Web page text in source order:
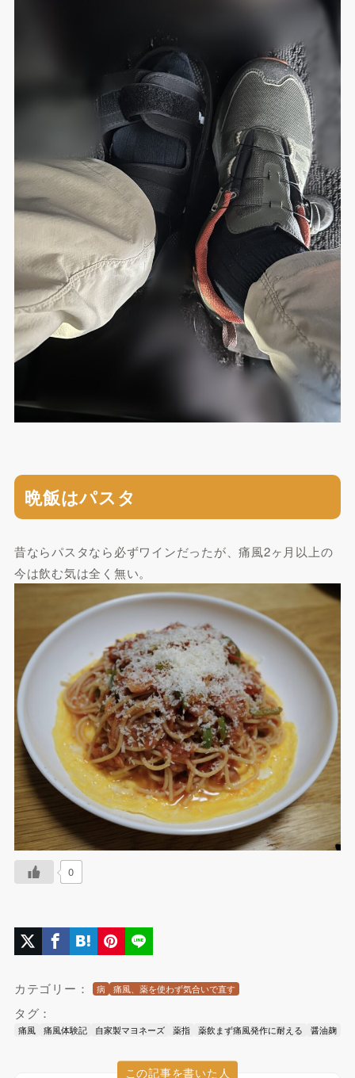
晩飯はパスタ
昔ならパスタなら必ずワインだったが、痛風2ヶ月以上の
今は飲む気は全く無い。
0
カテゴリー： 病 痛風、薬を使わず気合いで直す
タグ：
痛風 痛風体験記 自家製マヨネーズ 薬指 薬飲まず痛風発作に耐える 醤油麹
この記事を書いた人